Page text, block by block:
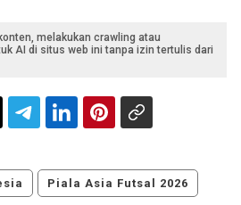
melakukan crawling atau
AI di situs web ini tanpa izin tertulis dari
Piala Asia Futsal 2026